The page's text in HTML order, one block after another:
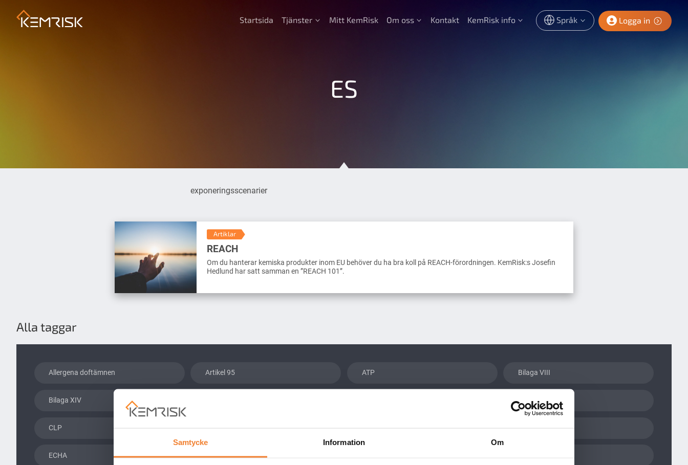
Samtycke Information Om
Startsida Tjänster Mitt KemRisk Om oss Kontakt KemRisk info Språk Logga in
ES
exponeringsscenarier
Artiklar
REACH
Om du hanterar kemiska produkter inom EU behöver du ha bra koll på REACH-förordningen. KemRisk:s Josefin
Hedlund har satt samman en ”REACH 101”.
Alla taggar
Allergena doftämnen Artikel 95 ATP Bilaga VIII
Bilaga XIV BPR
CLP
ECHA ES